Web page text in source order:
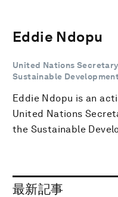
Eddie Ndopu
United Nations
Sustainable
Eddie Ndopu is an
United Nations
the Sustainable
最新記事